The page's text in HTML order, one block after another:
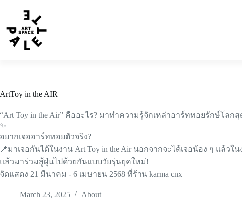
ArtToy in the AIR
“Art Toy in the Air” คืออะไร? มาทำความรู้จักเหล่าอาร์ททอยรักษ์โล
✨
อยากเจออาร์ททอยตัวจริง?
📍มาเจอกันได้ในงาน Art Toy in the Air นอกจากจะได้เจอน้อง ๆ แล้ว
แล้วมาร่วมสู้ฝุ่นไปด้วยกันแบบวัยรุ่นยุคใหม่!
จัดแสดง 21 มีนาคม - 6 เมษายน 2568 ที่ร้าน karma cnx
March 23, 2025 About